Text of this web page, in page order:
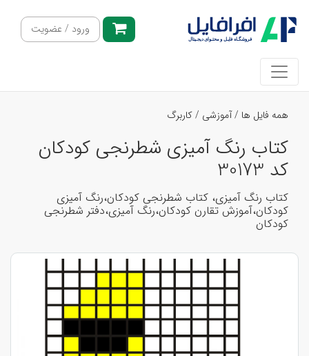
ورود / عضویت
همه فایل ها /آموزشی /کاربرگ
کتاب رنگ آمیزی شطرنجی کودکان
کد 30173
کتاب رنگ آمیزی، کتاب شطرنجی کودکان،رنگ آمیزی
کودکان،آموزش تقارن کودکان،رنگ آمیزی،دفتر شطرنجی
کودکان